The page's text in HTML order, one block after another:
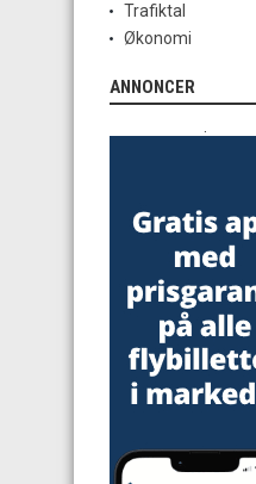
Trafiktal
Økonomi
ANNONCER